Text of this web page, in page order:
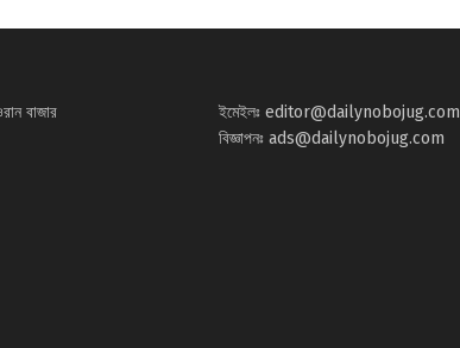
বাজার
ইমেইলঃ editor@dailynobojug.com
বিজ্ঞাপনঃ ads@dailynobojug.com